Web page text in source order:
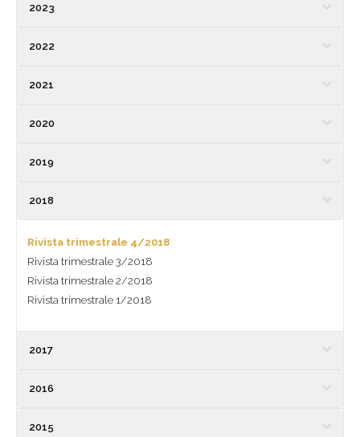
2023
2022
2021
2020
2019
2018
Rivista trimestrale 4/2018
Rivista trimestrale 3/2018
Rivista trimestrale 2/2018
Rivista trimestrale 1/2018
2017
2016
2015